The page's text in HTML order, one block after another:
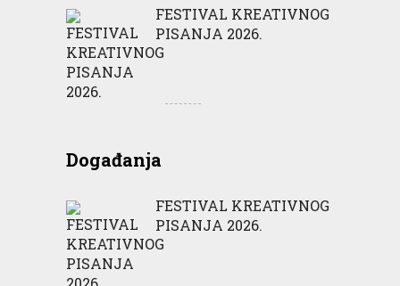
FESTIVAL KREATIVNOG
PISANJA 2026.
Događanja
FESTIVAL KREATIVNOG
PISANJA 2026.